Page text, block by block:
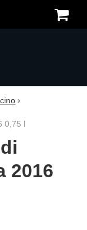
0,75 l
2016